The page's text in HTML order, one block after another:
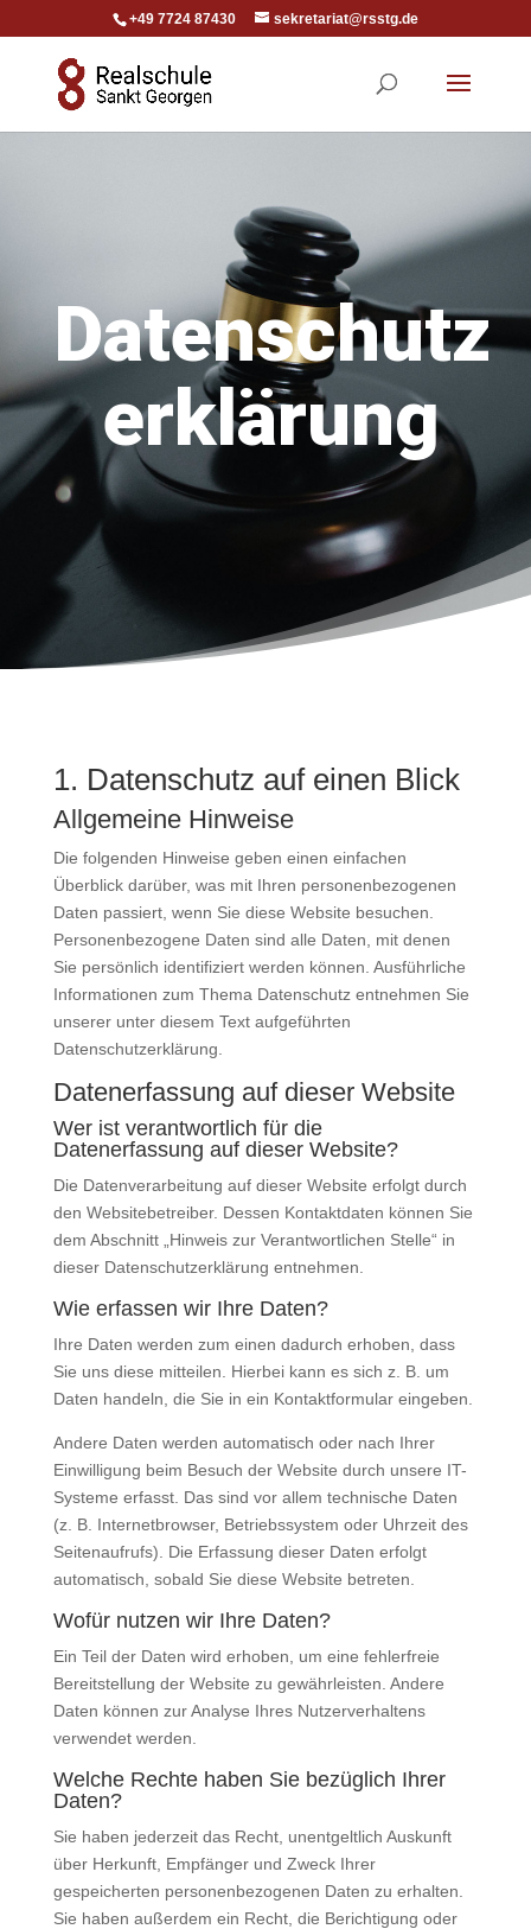
+49 7724 87430 sekretariat@rsstg.de
Datenschutz
erklärung
1. Datenschutz auf einen Blick
Allgemeine Hinweise
Die folgenden Hinweise geben einen einfachen
Überblick darüber, was mit Ihren personenbezogenen
Daten passiert, wenn Sie diese Website besuchen.
Personenbezogene Daten sind alle Daten, mit denen
Sie persönlich identifiziert werden können. Ausführliche
Informationen zum Thema Datenschutz entnehmen Sie
unserer unter diesem Text aufgeführten
Datenschutzerklärung.
Datenerfassung auf dieser Website
Wer ist verantwortlich für die
Datenerfassung auf dieser Website?
Die Datenverarbeitung auf dieser Website erfolgt durch
den Websitebetreiber. Dessen Kontaktdaten können Sie
dem Abschnitt „Hinweis zur Verantwortlichen Stelle“ in
dieser Datenschutzerklärung entnehmen.
Wie erfassen wir Ihre Daten?
Ihre Daten werden zum einen dadurch erhoben, dass
Sie uns diese mitteilen. Hierbei kann es sich z. B. um
Daten handeln, die Sie in ein Kontaktformular eingeben.
Andere Daten werden automatisch oder nach Ihrer
Einwilligung beim Besuch der Website durch unsere IT-
Systeme erfasst. Das sind vor allem technische Daten
(z. B. Internetbrowser, Betriebssystem oder Uhrzeit des
Seitenaufrufs). Die Erfassung dieser Daten erfolgt
automatisch, sobald Sie diese Website betreten.
Wofür nutzen wir Ihre Daten?
Ein Teil der Daten wird erhoben, um eine fehlerfreie
Bereitstellung der Website zu gewährleisten. Andere
Daten können zur Analyse Ihres Nutzerverhaltens
verwendet werden.
Welche Rechte haben Sie bezüglich Ihrer
Daten?
Sie haben jederzeit das Recht, unentgeltlich Auskunft
über Herkunft, Empfänger und Zweck Ihrer
gespeicherten personenbezogenen Daten zu erhalten.
Sie haben außerdem ein Recht, die Berichtigung oder